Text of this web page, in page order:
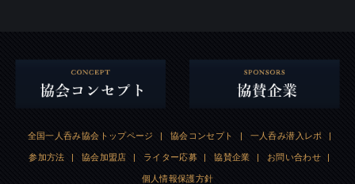
全国一人呑み協会トップページ | 協会コンセプト | 一人呑み潜入レポ |
参加方法 | 協会加盟店 | ライター応募 | 協賛企業 | お問い合わせ |
個人情報保護方針